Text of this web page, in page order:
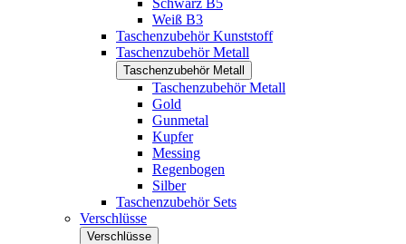
Schwarz B5
Weiß B3
Taschenzubehör Kunststoff
Taschenzubehör Metall
Taschenzubehör Metall
Taschenzubehör Metall
Gold
Gunmetal
Kupfer
Messing
Regenbogen
Silber
Taschenzubehör Sets
Verschlüsse
Verschlüsse